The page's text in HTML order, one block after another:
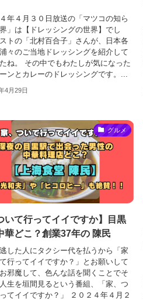
年４月３０日放送の「マツコの知ら
」は【ドレッシングの世界】でし
トの「北村百合子」さんが、日本各
々のご当地ドレッシングを紹介して
ね。 その中でもわたしが気になった
ンとカレーのドレッシングです。...
4月29日
グルメ
いて行ってイイですか】目黒
華どこ？創業37年の 陳民
した人にタクシー代を払うから「家
行ってイイですか？」とお願いして
邪魔して、色んな話を聞くことでそ
生を垣間見るという番組、「家、つ
てイイですか？」 ２０２４年４月２